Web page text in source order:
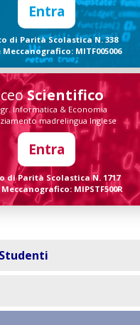
Entra
di Parità Scolastica N. 338
Meccanografico: MITF005006
Scientifico
Informatica & Economia
madrelingua Inglese
Entra
di Parità Scolastica N. 1717
MIPSTF500R